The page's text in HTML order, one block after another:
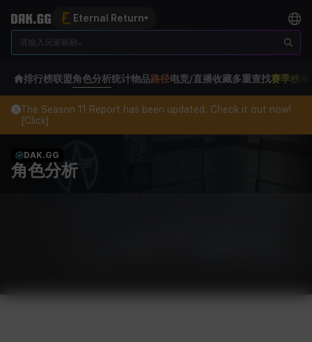
Eternal Return
排行榜联盟角色分析统计物品路径电竞/直播收藏多重查找赛季榜单
The Season 11 Report has been updated. Check it out now!
[Click]
DAK.GG
角色分析